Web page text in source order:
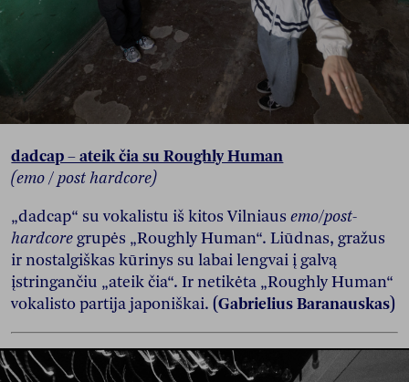
dadcap – ateik čia su Roughly Human
(emo / post hardcore)
„dadcap“ su vokalistu iš kitos Vilniausemo/post-
hardcoregrupės „Roughly Human“. Liūdnas, gražus
ir nostalgiškas kūrinys su labai lengvai į galvą
įstringančiu „ateik čia“. Ir netikėta „Roughly Human“
vokalisto partija japoniškai.(Gabrielius Baranauskas)